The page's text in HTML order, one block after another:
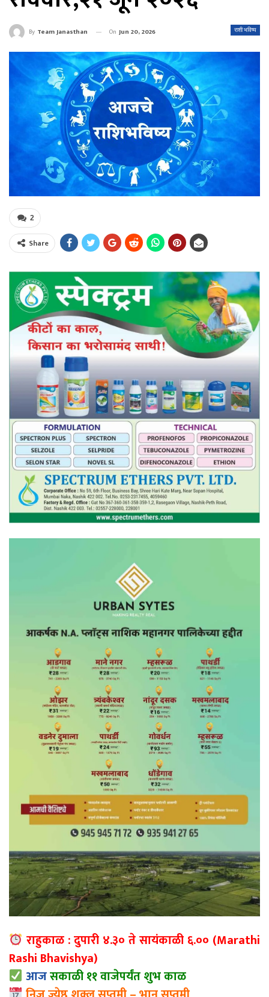
राशी भविष्य
By Team Janasthan On Jun 20, 2026
2
Share
राहुकाळ : दुपारी ४.३० ते सायंकाळी ६.०० (Marathi
Rashi Bhavishya)
आजसकाळी ११ वाजेपर्यंत शुभ काळ